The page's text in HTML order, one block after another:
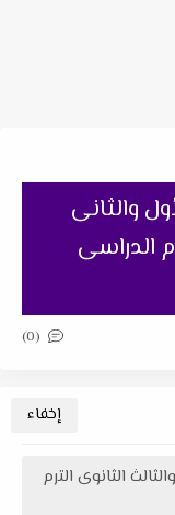
والثانى
الدراسى
(0)
الثانوى الترم